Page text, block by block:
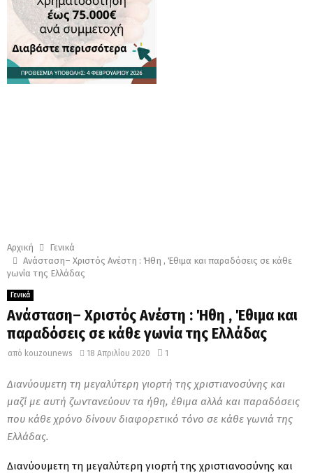
Αρχική
Γενικά
Ανάσταση– Χριστός Ανέστη : Ήθη , Έθιμα και παραδόσεις σε κάθε
γωνία της Ελλάδας
Γενικά
Ανάσταση– Χριστός Ανέστη : Ήθη , Έθιμα και
παραδόσεις σε κάθε γωνία της Ελλάδας
από kouzounews 18 Απριλίου 2020 1
Διανύουμετη τη μεγαλύτερη γιορτή της χριστιανοσύνης και
μαζί με αυτή ζωντανεύουν τα ήθη, έθιμα αλλά και παραδόσεις
που κάθε χρόνο δίνουν διαφορετικό τόνο σε κάθε γωνιά της
Ελλάδας.
Διανύουμετη τη μεγαλύτερη γιορτή της χριστιανοσύνης και